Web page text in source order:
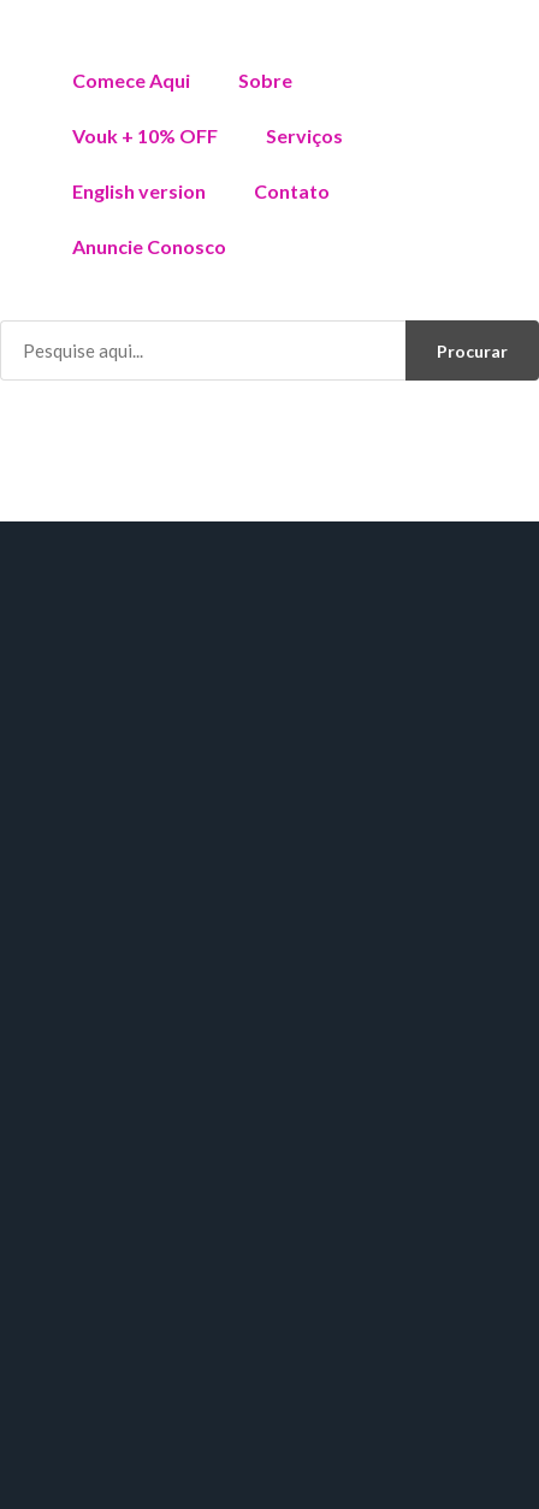
Comece Aqui Sobre
Vouk + 10% OFF Serviços
English version Contato
Anuncie Conosco
Procurar